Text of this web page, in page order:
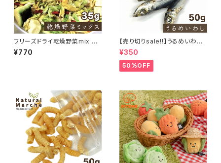
フリーズドライ乾燥野菜mix 35
g
¥770
【売り切りsale!!】うるめいわし
50g
¥350
50%OFF